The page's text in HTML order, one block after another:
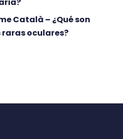
Català – ¿Qué son
oculares?